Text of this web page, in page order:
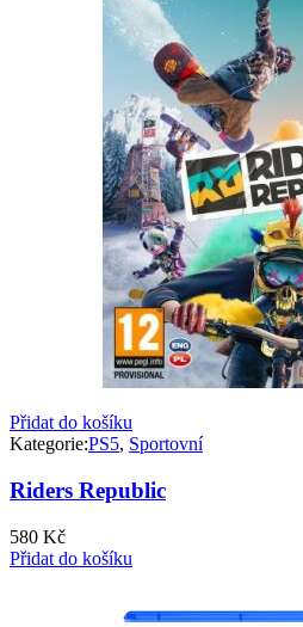
Přidat do košíku
Kategorie:PS5, Sportovní
Riders Republic
580 Kč
Přidat do košíku